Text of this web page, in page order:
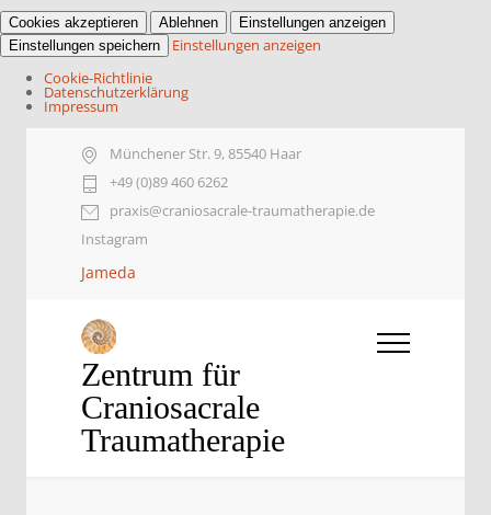
Cookies akzeptieren Ablehnen
Einstellungen anzeigen
Einstellungen speichern
Einstellungen anzeigen
Cookie-Richtlinie
Datenschutzerklärung
Impressum
Münchener Str. 9, 85540 Haar
+49 (0)89 460 6262
praxis@craniosacrale-traumatherapie.de
Instagram
Jameda
Zentrum für
Craniosacrale
Traumatherapie